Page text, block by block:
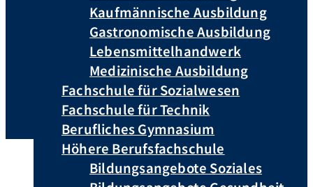
Kaufmännische Ausbildung
Gastronomische Ausbildung
Lebensmittelhandwerk
Medizinische Ausbildung
Fachschule für Sozialwesen
Fachschule für Technik
Berufliches Gymnasium
Höhere Berufsfachschule
Bildungsangebote Soziales